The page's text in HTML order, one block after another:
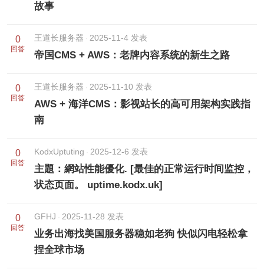
故事
0
回答
王道长服务器 2025-11-4 发表
帝国CMS + AWS：老牌内容系统的新生之路
0
回答
王道长服务器 2025-11-10 发表
AWS + 海洋CMS：影视站长的高可用架构实践指
南
0
回答
KodxUptuting 2025-12-6 发表
主題：網站性能優化. [最佳的正常运行时间监控，
状态页面。 uptime.kodx.uk]
0
回答
GFHJ 2025-11-28 发表
业务出海找美国服务器稳如老狗 快似闪电轻松拿
捏全球市场